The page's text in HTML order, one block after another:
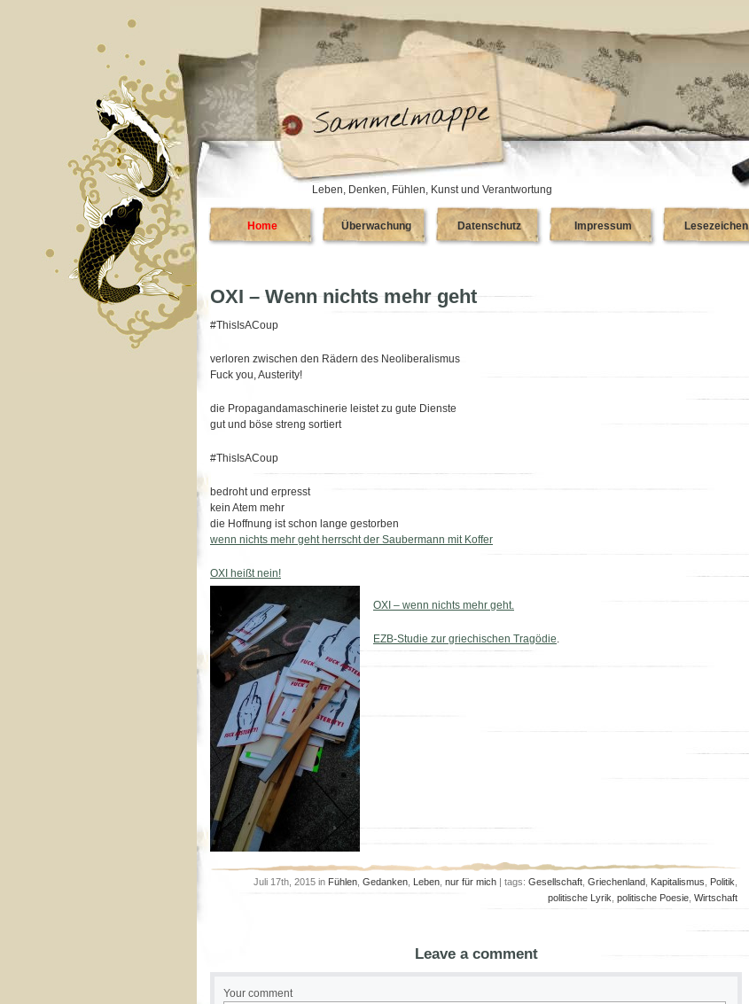
Leben, Denken, Fühlen, Kunst und Verantwortung
Home Überwachung Datenschutz Impressum Lesezeichen
OXI – Wenn nichts mehr geht
#ThisIsACoup
verloren zwischen den Rädern des Neoliberalismus
Fuck you, Austerity!
die Propagandamaschinerie leistet zu gute Dienste
gut und böse streng sortiert
#ThisIsACoup
bedroht und erpresst
kein Atem mehr
die Hoffnung ist schon lange gestorben
wenn nichts mehr geht herrscht der Saubermann mit Koffer
OXI heißt nein!
OXI – wenn nichts mehr geht.
EZB-Studie zur griechischen Tragödie.
Juli 17th, 2015 in Fühlen Gedanken Leben nur für mich | tags: Gesellschaft Griechenland Kapitalismus Politik
politische Lyrik politische Poesie Wirtschaft
Leave a comment
Your comment